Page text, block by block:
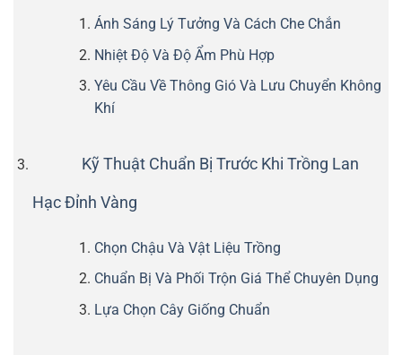
Ánh Sáng Lý Tưởng Và Cách Che Chắn
Nhiệt Độ Và Độ Ẩm Phù Hợp
Yêu Cầu Về Thông Gió Và Lưu Chuyển Không
Khí
Kỹ Thuật Chuẩn Bị Trước Khi Trồng Lan
Hạc Đỉnh Vàng
Chọn Chậu Và Vật Liệu Trồng
Chuẩn Bị Và Phối Trộn Giá Thể Chuyên Dụng
Lựa Chọn Cây Giống Chuẩn